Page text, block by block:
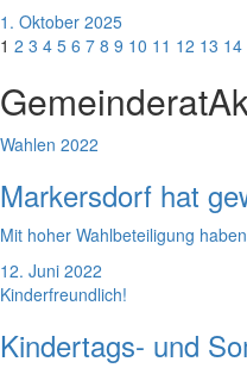
1. Oktober 2025
1 2 3 4 5 6 7 8 9 10 11 12 13 14
Gemeinderat
Wahlen 2022
Markersdorf hat
Mit hoher Wahlbeteiligung
12. Juni 2022
Kinderfreundlich!
Kindertags- und